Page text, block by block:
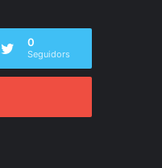
0
Seguidors